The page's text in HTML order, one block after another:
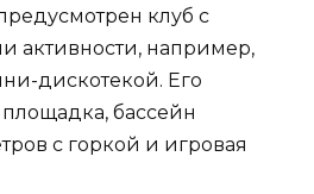
клуб с
активности, например,
дискотекой. Его
бассейн
с горкой и игровая